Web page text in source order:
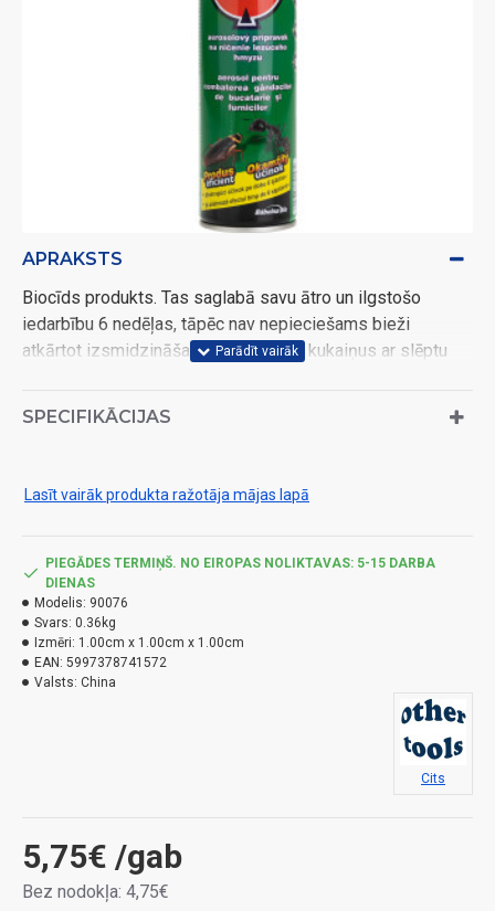
APRAKSTS
Biocīds produkts. Tas saglabā savu ātro un ilgstošo
iedarbību 6 nedēļas, tāpēc nav nepieciešams bieži
atkārtot izsmidzināšanu. Tas atbaida kukaiņus ar slēptu
Piemērots visiem rāpojošiem kukaiņiem (skudrām,
tarakāniem, zirnekļiem, blusām, ķipariem...). Mūsdienīgais
dzīvniekiem. Aktīvā sastāvdaļa: 3g/kg cifenotrīna, 1g/kg
dtetrametrīna.
Lietojiet biocīdu droši. Pirms lietošanas vienmēr
izlasiet etiķeti un produkta informāciju.
H222 – Īpaši viegli uzliesmojošs aerosols.H229 – Tvertnē
ir spiediens: Karsējot var uzsprāgt.H400 – Ļoti toksisks
ūdens organismiem.H410 – Ļoti toksisks ūdens
SPECIFIKĀCIJAS
Lasīt vairāk produkta ražotāja mājas lapā
5,75€ /gab
Bez nodokļa: 4,75€
PIEGĀDES TERMIŅŠ. NO EIROPAS NOLIKTAVAS: 5-15 DARBA
DIENAS
Modelis: 90076
Svars: 0.36kg
Izmēri: 1.00cm x 1.00cm x 1.00cm
EAN: 5997378741572
Valsts: China
Cits